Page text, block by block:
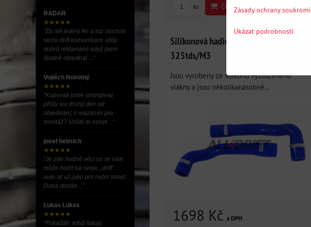
ks DO KOŠÍKU
Silikonová hadice na vodu BMW E36
325tds/M3
Jsou vyrobeny ze silikonu vyztuženého
vlákny a jsou několikanásobně...
1698 Kč s DPH
RADAR
★★★★★
"Za mě jediný fér a top obchod
skrze drift komunikace vždy
dobrá reklamace když jsem
špatně objednal ..."
Vojtěch Novotný
★★★★★
"Kupovali jsme stronglexy,
přišly asi druhý den od
objednání, s mazáním pro
montáž? Určitě to nebyl ..."
josef helmich
★★★★★
"Je zde hodně věcí co se vám
může hodit na svoje ,,drift”
auto ať už jako pro nebo street.
Doba dodán..."
Lukas Lukas
★★★★★
"Pokaždé, když listuju
Zásady ochrany soukromí
Ukázat podrobnosti